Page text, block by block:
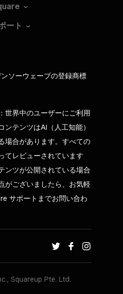
ート
ソーウェーブの登録商標
：世界中のユーザーにご利用
ンテンツはAI（人工知能）
場合があります。すべての
てレビューされています
ンツが公開されている場合
がございましたら、お気軽
サポートまでお問い合わ
Squareup Pte. Ltd.